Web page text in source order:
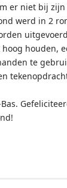
er niet bij
werd in 2
houden,
te